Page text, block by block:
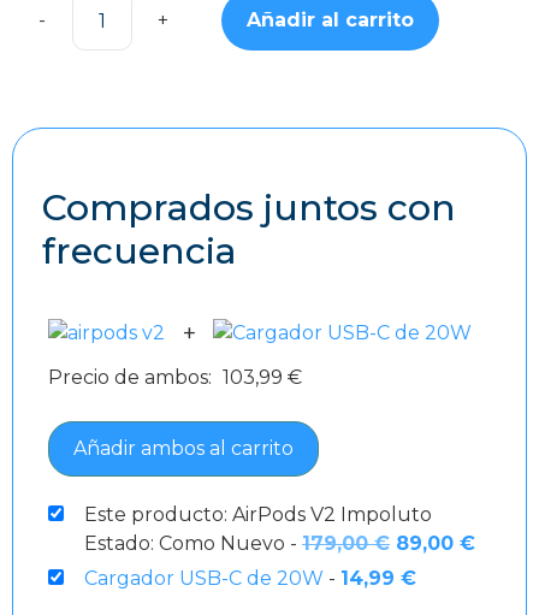
AirPods
Añadir al carrito
Comprados juntos con
frecuencia
+
Precio de ambos: 103,99 €
Añadir ambos al carrito
Este producto: AirPods V2 Impoluto
Estado: Como Nuevo - 179,00€ El
precio
89,00 €El
Cargador USB-C de 20W - 14,99 €